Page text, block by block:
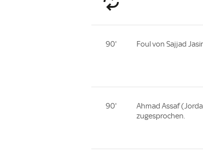
90' Foul von Sajjad
90'
Ahmad Assaf
zugesprochen.